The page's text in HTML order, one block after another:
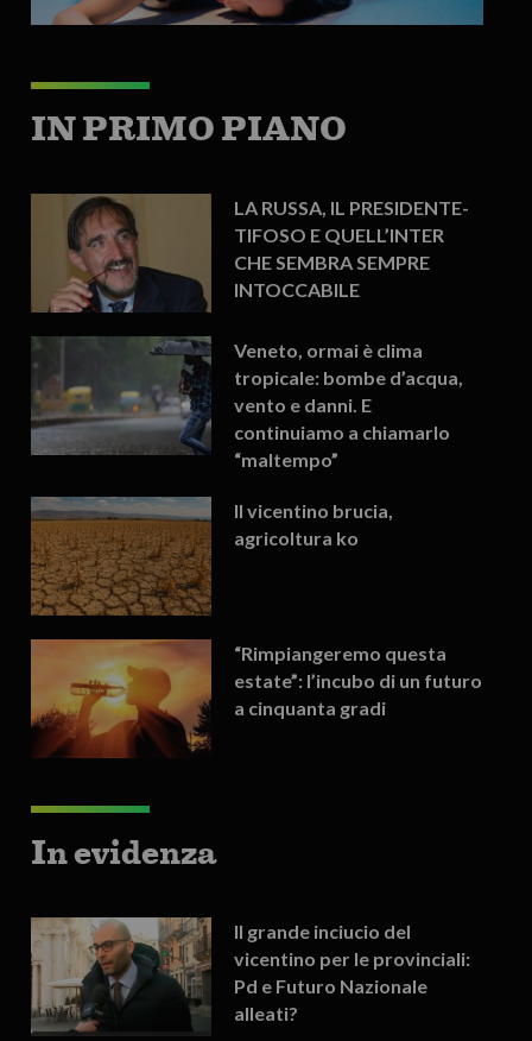
IN PRIMO PIANO
LA RUSSA, IL PRESIDENTE-
TIFOSO E QUELL’INTER
CHE SEMBRA SEMPRE
INTOCCABILE
Veneto, ormai è clima
tropicale: bombe d’acqua,
vento e danni. E
continuiamo a chiamarlo
“maltempo”
Il vicentino brucia,
agricoltura ko
“Rimpiangeremo questa
estate”: l’incubo di un futuro
a cinquanta gradi
In evidenza
Il grande inciucio del
vicentino per le provinciali:
Pd e Futuro Nazionale
alleati?